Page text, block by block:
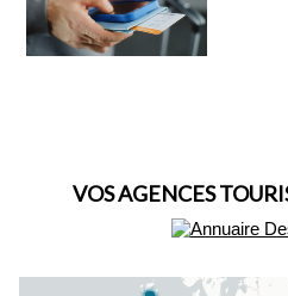
VOS AGENCES